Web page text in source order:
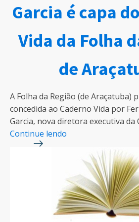
Garcia é capa
Vida da Folha
de
A Folha da Região (de Araçatuba)
concedida ao Caderno Vida por
Garcia, nova diretora executiva da
Continue lendo